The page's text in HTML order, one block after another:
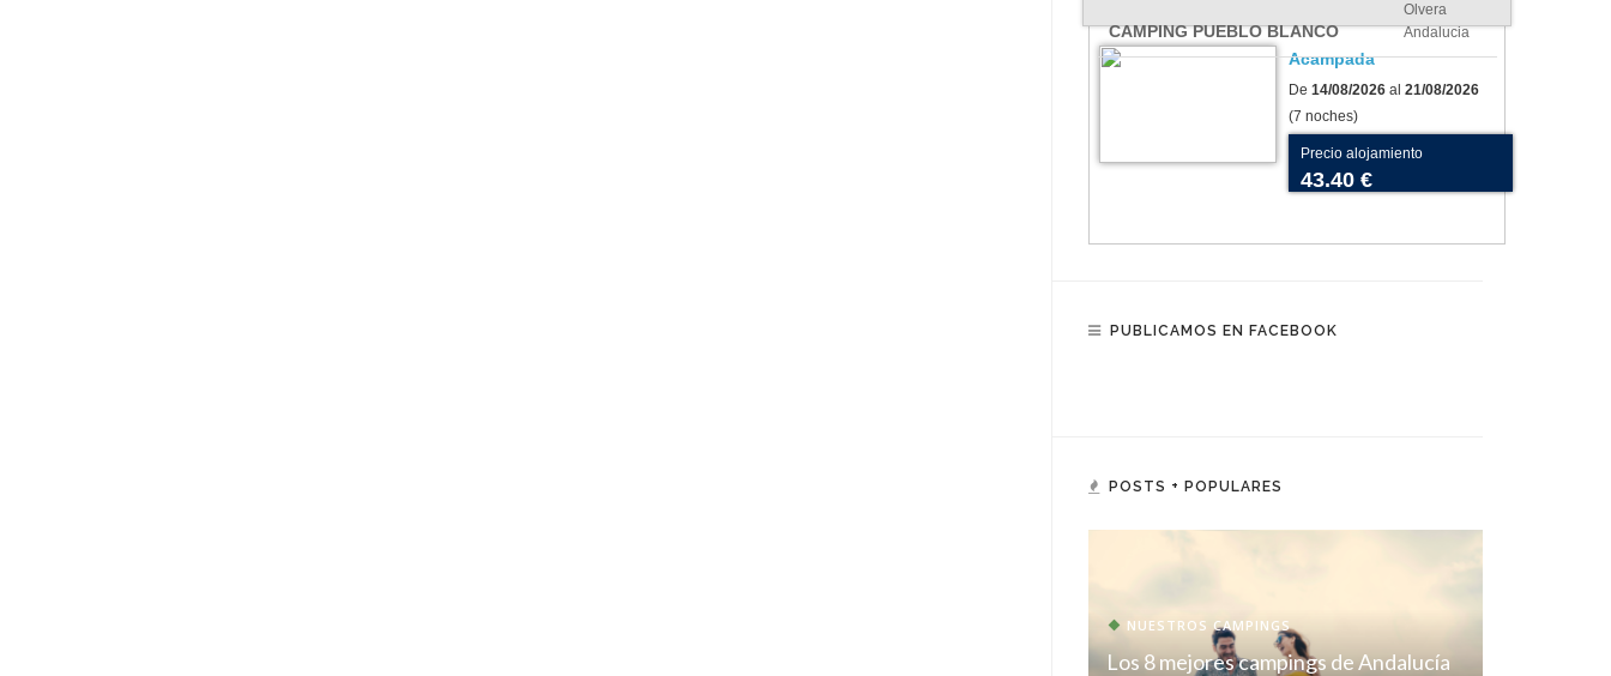
CAMPING PUEBLO BLANCO
Olvera
Andalucia
Acampada
De 14/08/2026 al 21/08/2026
(7 noches)
Precio alojamiento
43.40 €
PUBLICAMOS EN FACEBOOK
POSTS + POPULARES
NUESTROS CAMPINGS
Los 8 mejores campings de Andalucía